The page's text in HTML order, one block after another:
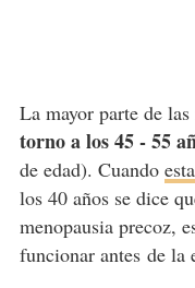
La mayor parte de
torno a los 45 - 55
de edad). Cuando
los 40 años se dice
menopausia precoz,
funcionar antes de la